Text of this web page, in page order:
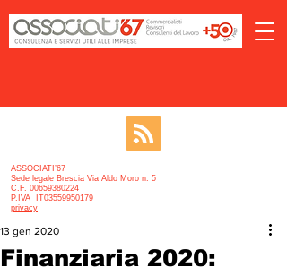
ASSOCIATI’67
Sede legale Brescia Via Aldo Moro n. 5
C.F. 00659380224
P.IVA IT03559950179
privacy
Finanziaria 2020:
13 gen 2020